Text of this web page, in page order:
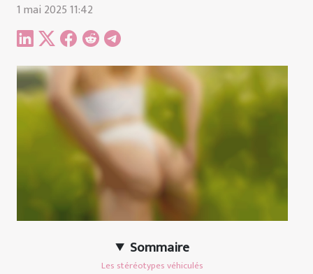
1 mai 2025 11:42
Sommaire
Les stéréotypes véhiculés